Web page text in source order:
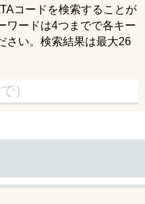
コードを検索することが
ワードは4つまでで各キー
さい。検索結果は最大26